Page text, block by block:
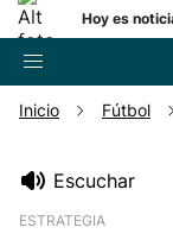
Hoy es
Inicio Fútbol
Escuchar
ESTRATEGIA